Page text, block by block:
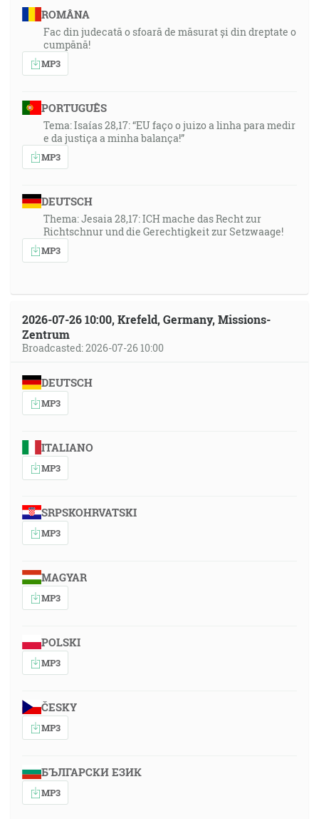
ROMÂNA
Fac din judecată o sfoară de măsurat și din dreptate o
cumpănă!
MP3
PORTUGUÊS
Tema: Isaías 28,17: “EU faço o juizo a linha para medir
e da justiça a minha balança!”
MP3
DEUTSCH
Thema: Jesaia 28,17: ICH mache das Recht zur
Richtschnur und die Gerechtigkeit zur Setzwaage!
MP3
2026-07-26 10:00, Krefeld, Germany, Missions-
Zentrum
Broadcasted: 2026-07-26 10:00
DEUTSCH
MP3
ITALIANO
MP3
SRPSKOHRVATSKI
MP3
MAGYAR
MP3
POLSKI
MP3
ČESKY
MP3
БЪЛГАРСКИ ЕЗИК
MP3